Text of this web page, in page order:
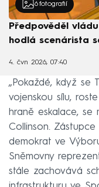
6 fotografií
Předpověděl
hodlá scenárista
4. čvn 2026, 07:40
„Pokaždé, když se
vojenskou sílu,
hraně eskalace, se
Collinson. Zástupce
demokrat ve
Sněmovny
stále zachovává